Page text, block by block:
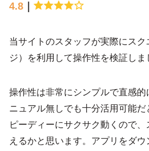
4.8｜
当サイトのスタッフが実際にスク
ジ）を利用して操作性を検証しま
操作性は非常にシンプルで直感的
ニュアル無しでも十分活用可能だ
ピーディーにサクサク動くので
えるかと思います。アプリをダ